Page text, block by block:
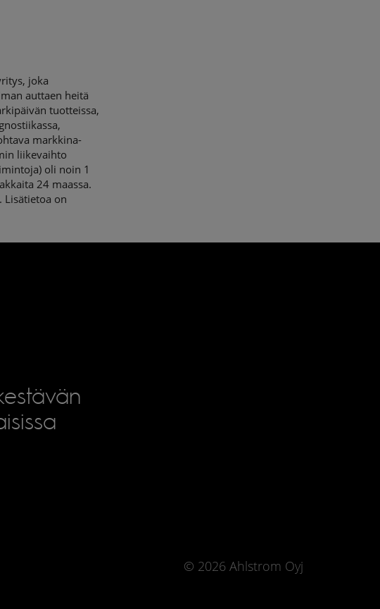
joka
auttaen heitä
tuotteissa,
markkina-
liikevaihto
oli noin 1
24 maassa.
Lisätietoa on
© 2026 Ahlstrom Oyj